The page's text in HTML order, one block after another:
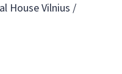
House Vilnius /